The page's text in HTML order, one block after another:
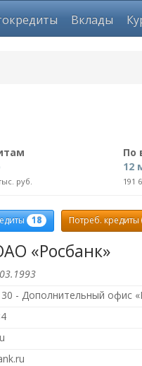
Вклады
По
руб.
12
191
18 Потреб. кредиты
«Росбанк»
- Дополнительный офис